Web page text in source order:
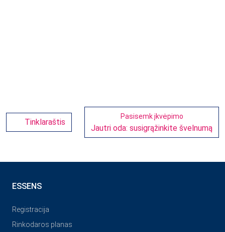
Tinklaraštis
Pasisemk įkvėpimo
Jautri oda: susigrąžinkite švelnumą
ESSENS
Registracija
Rinkodaros planas